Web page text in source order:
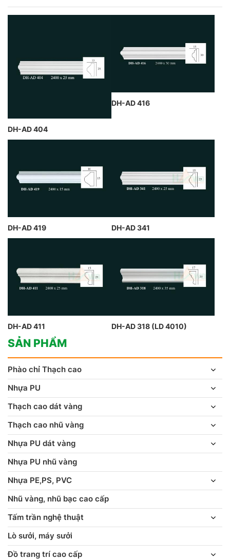
DH-AD 404
DH-AD 416
DH-AD 419 DH-AD 341
DH-AD 411 DH-AD 318 (LD 4010)
SẢN PHẨM
Phào chỉ Thạch cao
Nhựa PU
Thạch cao dát vàng
Thạch cao nhũ vàng
Nhựa PU dát vàng
Nhựa PU nhũ vàng
Nhựa PE,PS, PVC
Nhũ vàng, nhũ bạc cao cấp
Tấm trần nghệ thuật
Lò sưởi, máy sưởi
Đồ trang trí cao cấp